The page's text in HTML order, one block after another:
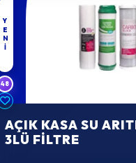
YENI
48
AÇIK KASA SU
3LÜ FILTRE